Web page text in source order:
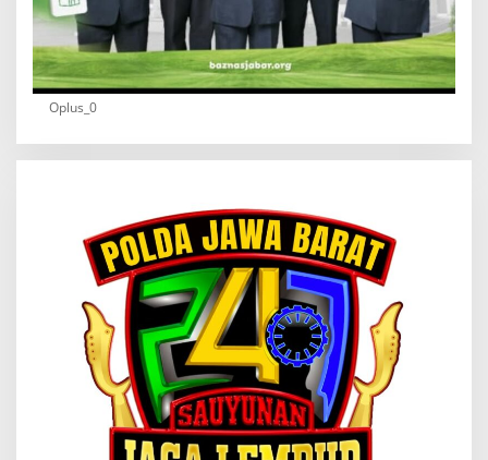
Oplus_0